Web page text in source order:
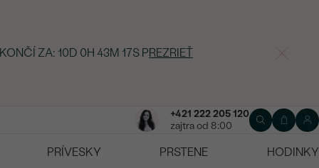
ZA: 10D 0H 43M 16S PREZRIEŤ
+421 222 205 120
zajtra od 8:00
PRÍVESKY PRSTENE HODINKY